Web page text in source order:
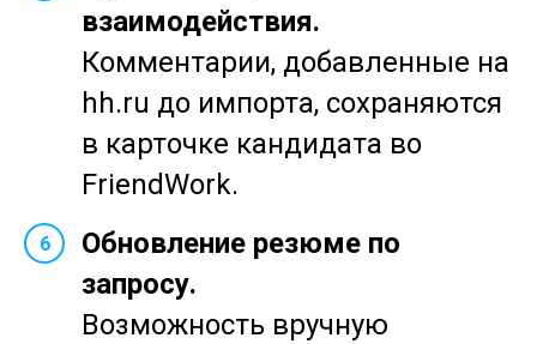
взаимодействия.
Комментарии, добавленные на
hh.ru до импорта, сохраняются
в карточке кандидата во
FriendWork.
6
Обновление резюме по
запросу.
Возможность вручную